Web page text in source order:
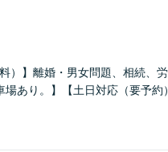
）】離婚・男女問題、相続、
あり。】【土日対応（要予約